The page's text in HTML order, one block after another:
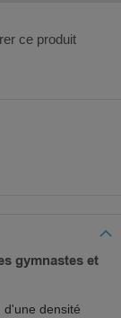
ce produit
gymnastes et
d'une densité